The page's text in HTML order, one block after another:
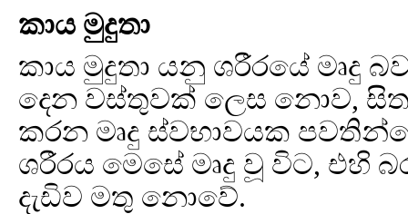
කාය මුදුතා
කාය මුදුතා යනු ශරීරයේ මෘදු
දෙන වස්තුවක් ලෙස නොව,
කරන මෘදු ස්වභාවයක
ශරීරය මෙසේ මෘදු වූ විට, එහි
දැඩිව මතු නොවේ.